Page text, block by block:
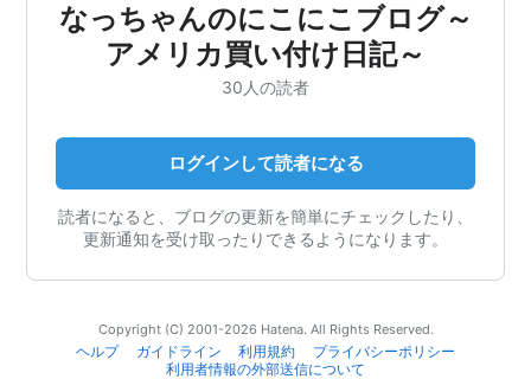
なっちゃんのにこにこブログ～
アメリカ買い付け日記～
30人の読者
ログインして読者になる
読者になると、ブログの更新を簡単にチェックしたり、
更新通知を受け取ったりできるようになります。
Copyright (C) 2001-2026 Hatena. All Rights Reserved.
ヘルプ
ガイドライン 利用規約
プライバシーポリシー
利用者情報の外部送信について